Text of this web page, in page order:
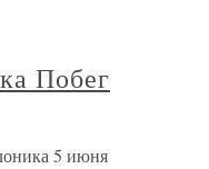
Побег
5 июня